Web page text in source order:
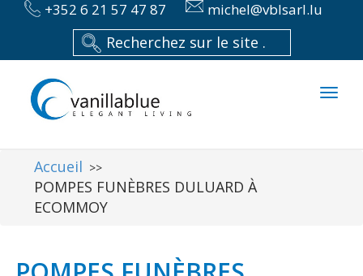
+352 6 21 57 47 87 michel@vblsarl.lu
Accueil >>
POMPES FUNÈBRES DULUARD À
ECOMMOY